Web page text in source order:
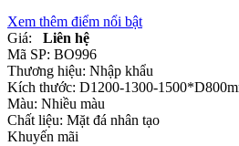
Xem thêm điểm nổi bật
Giá:
Liên hệ
Mã SP: BO996
Thương hiệu: Nhập khẩu
Kích thước: D1200-1300-
Màu: Nhiều màu
Chất liệu: Mặt đá nhân tạo
Khuyến mãi